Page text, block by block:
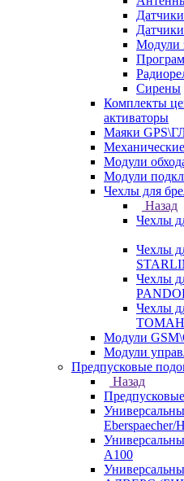
Модули
Сирены
Комплекты
активаторы
Маяки
Модули
Модули
Чехлы для
Назад
Чехлы
Чехлы
Чехлы
Чехлы
Модули
Модули
Предпусковые
Назад
Eberspaecher/
A100